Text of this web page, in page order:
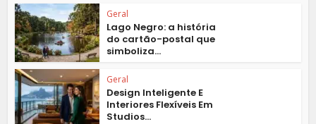
Geral
Lago Negro: a história
do cartão-postal que
simboliza...
Geral
Design Inteligente E
Interiores Flexíveis Em
Studios...